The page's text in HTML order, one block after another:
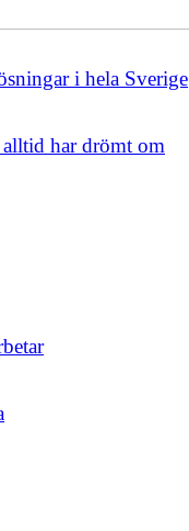
i hela Sverige
har drömt om